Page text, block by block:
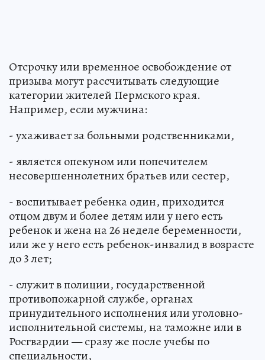
Отсрочку или временное освобождение от
призыва могут рассчитывать следующие
категории жителей Пермского края.
Например, если мужчина:
- ухаживает за больными родственниками,
- является опекуном или попечителем
несовершеннолетних братьев или сестер,
- воспитывает ребенка один, приходится
отцом двум и более детям или у него есть
ребенок и жена на 26 неделе беременности,
или же у него есть ребенок-инвалид в возрасте
до 3 лет;
- служит в полиции, государственной
противопожарной службе, органах
принудительного исполнения или уголовно-
исполнительной системы, на таможне или в
Росгвардии — сразу же после учебы по
специальности,